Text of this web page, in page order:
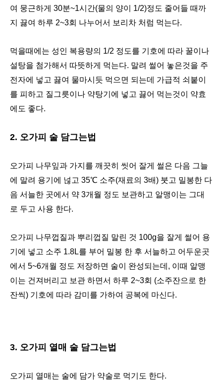
여 뭉근하게 30분~1시간(물의 양이 1/2)정도 줄어들 때까
지 끓여 하루 2~3회 나누어서 보리차 처럼 먹는다.
먹을때에는 성인 복용량의 1/2 정도를 기호에 따라 꿀이나
설탕을 첨가해서 따뜻하게 먹는다. 말려 썰어 놓은것을 주
전자에 넣고 끓여 물마시듯 먹으면 되는데 가급적 쇠붙이
를 피하고 질그릇이나 약탕기에 넣고 끓어 먹는것이 약효
에도 좋다.
2. 오가피 술 담그는법
오가피 나무잎과 가지를 깨끗히 씻어 잘게 썰은 다음 그늘
에 말려 용기에 넎고 35℃ 소주(재료의 3배) 붓고 밀봉한 다
음 서늘한 곳에서 약 3개월 정도 보관하고 알맹이는 그대
로 두고 사용 한다.
오가피 나무껍질과 뿌리껍질 말린 것 100g을 잘게 썰어 용
기에 넣고 소주 1.8L를 부어 밀봉 한 후 서늘하고 어두운곳
에서 5~6개월 정도 저장하면 술이 완성되는데, 이때 알맹
이는 건져버리고 보관 하면서 하루 2~3회 (소주잔으로 한
잔씩) 기호에 따라 감미를 가하여 공복에 마신다.
3. 오가피 열매 술 담그는법
오가피 열매는 술에 담가 약술로 먹기도 한다.